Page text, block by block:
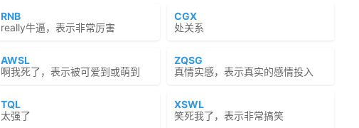
RNB
really牛逼，表示非常厉害
CGX
处关系
AWSL
啊我死了，表示被可爱到或萌到
ZQSG
真情实感，表示真实的感情投入
TQL
太强了
XSWL
笑死我了，表示非常搞笑